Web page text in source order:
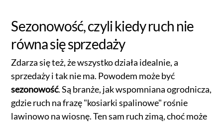
Sezonowość, czyli kiedy ruch nie
równa się sprzedaży
Zdarza się też, że wszystko działa idealnie, a
sprzedaży i tak nie ma. Powodem może być
sezonowość. Są branże, jak wspomniana ogrodnicza,
gdzie ruch na frazę "kosiarki spalinowe" rośnie
lawinowo na wiosnę. Ten sam ruch zimą, choć może